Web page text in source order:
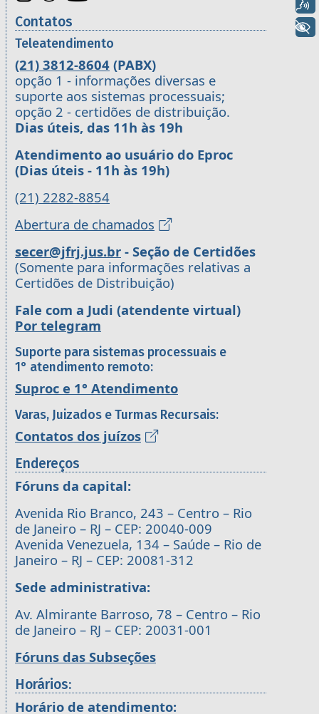
Contatos
Teleatendimento
(21) 3812-8604 (PABX)
opção 1 - informações diversas e
suporte aos sistemas processuais;
opção 2 - certidões de distribuição.
Dias úteis, das 11h às 19h
Atendimento ao usuário do Eproc
(Dias úteis - 11h às 19h)
(21) 2282-8854
Abertura de chamados
secer@jfrj.jus.br - Seção de Certidões
(Somente para informações relativas a
Certidões de Distribuição)
Fale com a Judi (atendente virtual)
Por telegram
Suporte para sistemas processuais e
1° atendimento remoto:
Suproc e 1° Atendimento
Varas, Juizados e Turmas Recursais:
Contatos dos juízos
Endereços
Fóruns da capital:
Avenida Rio Branco, 243 – Centro – Rio
de Janeiro – RJ – CEP: 20040-009
Avenida Venezuela, 134 – Saúde – Rio de
Janeiro – RJ – CEP: 20081-312
Sede administrativa:
Av. Almirante Barroso, 78 – Centro – Rio
de Janeiro – RJ – CEP: 20031-001
Fóruns das Subseções
Horários:
Horário de atendimento:
+ Acessibilidade